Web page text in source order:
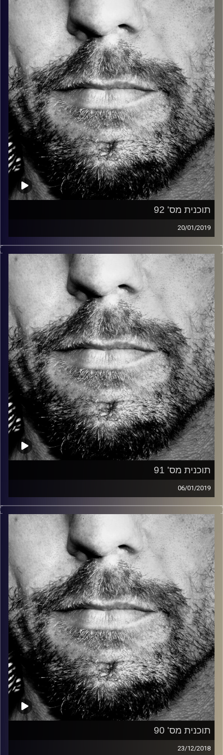
כל מה שחי, אמיתי ונושם.
עם שמוליק רגב.
קרדיט תמונות: David Goehring
תוכנית מס' 92
20/01/2019
זיפים, מוזיקה מחוספסת של הופעות חיות. הרבה ג'אם, רוק,
בלוז, bluegrass, ג'אז, Fאנק, פרוגרסיב ואפילו אלקטרוניקה.
כל מה שחי, אמיתי ונושם.
עם שמוליק רגב.
קרדיט תמונות: David Goehring
תוכנית מס' 91
06/01/2019
זיפים, מוזיקה מחוספסת של הופעות חיות. הרבה ג'אם, רוק,
בלוז, bluegrass, ג'אז, Fאנק, פרוגרסיב ואפילו אלקטרוניקה.
כל מה שחי, אמיתי ונושם.
עם שמוליק רגב.
קרדיט תמונות: David Goehring
תוכנית מס' 90
23/12/2018